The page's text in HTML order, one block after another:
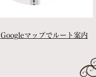
Googleマップでルート案内